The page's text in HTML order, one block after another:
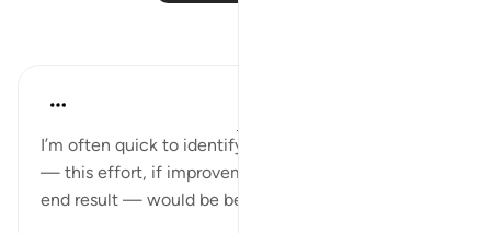
I’m often quick to identify negative traits in others
— this effort, if improvement truly is the desired
end result — would be best directed inwards.